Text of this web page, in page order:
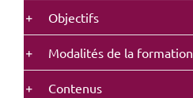
Objectifs
Modalités de la formation
Contenus